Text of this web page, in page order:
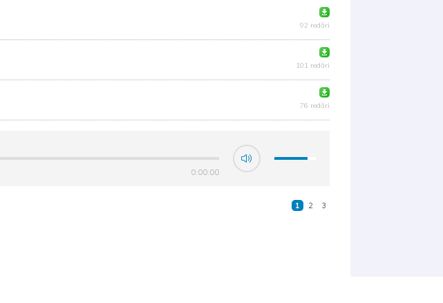
92 redări
101 redări
76 redări
0:00:00
1 2 3